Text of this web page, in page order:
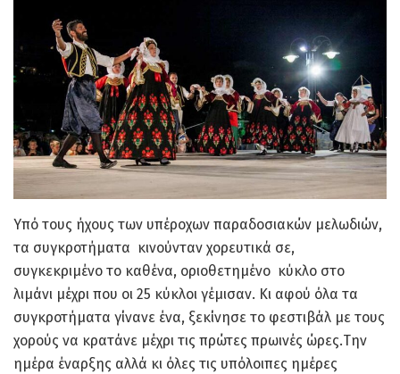
Υπό τους ήχους των υπέροχων παραδοσιακών μελωδιών,
τα συγκροτήματα κινούνταν χορευτικά σε,
συγκεκριμένο το καθένα, οριοθετημένο κύκλο στο
λιμάνι μέχρι που οι 25 κύκλοι γέμισαν. Κι αφού όλα τα
συγκροτήματα γίνανε ένα, ξεκίνησε το φεστιβάλ με τους
χορούς να κρατάνε μέχρι τις πρώτες πρωινές ώρες.Την
ημέρα έναρξης αλλά κι όλες τις υπόλοιπες ημέρες